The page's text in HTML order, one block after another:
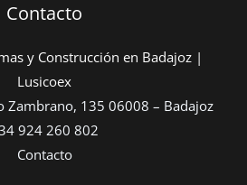
Contacto
y Construcción en Badajoz |
Lusicoex
Zambrano, 135 06008 – Badajoz
924 260 802
Contacto